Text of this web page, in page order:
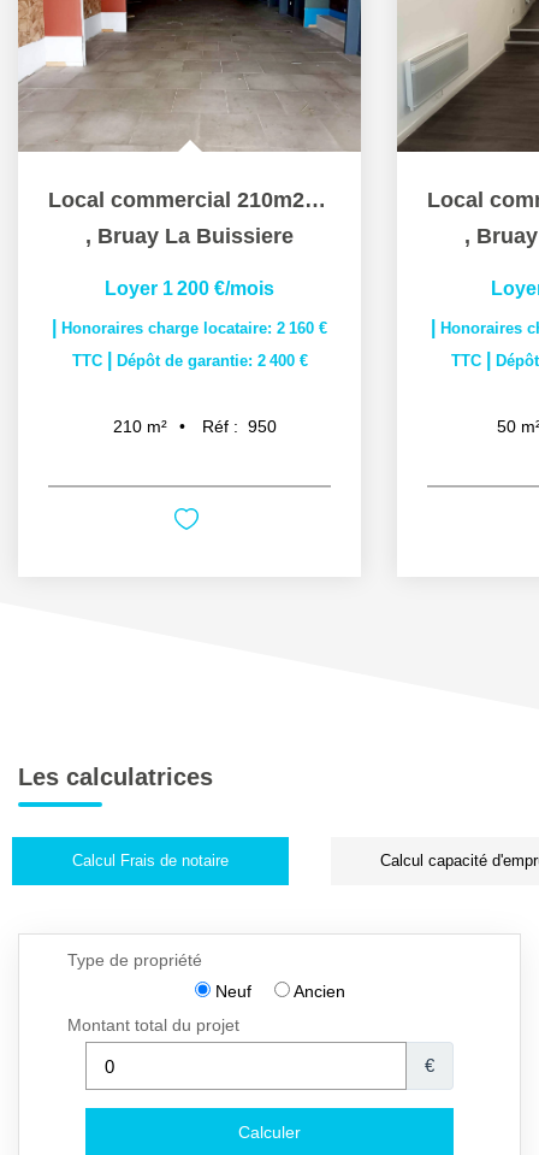
Local commercial 210m2 Centre Bruay
, Bruay La Buissiere
Loyer 1 200 €/mois
Honoraires charge locataire: 2 160 €
TTC
Dépôt de garantie: 2 400 €
210 m² Réf : 950
,
Honoraires
TTC
50
Les calculatrices
Calcul Frais de notaire Calcul capacité